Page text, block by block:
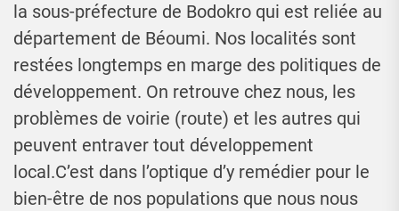
la sous-préfecture de Bodokro qui est reliée au
département de Béoumi. Nos localités sont
restées longtemps en marge des politiques de
développement. On retrouve chez nous, les
problèmes de voirie (route) et les autres qui
peuvent entraver tout développement
local.C’est dans l’optique d’y remédier pour le
bien-être de nos populations que nous nous